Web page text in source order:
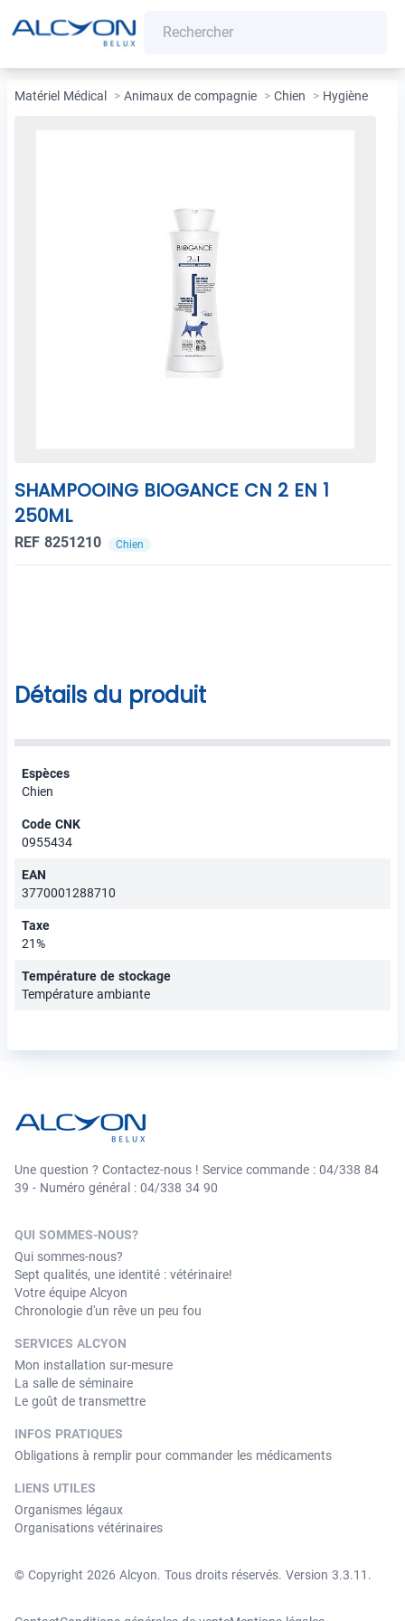
Matériel Médical > Animaux de compagnie > Chien > Hygiène
SHAMPOOING BIOGANCE CN 2 EN 1
250ML
REF 8251210 Chien
Détails du produit
Espèces
Chien
Code CNK
0955434
EAN
3770001288710
Taxe
21%
Température de stockage
Température ambiante
Une question ? Contactez-nous ! Service commande : 04/338 84
39 - Numéro général : 04/338 34 90
QUI SOMMES-NOUS?
Qui sommes-nous?
Sept qualités, une identité : vétérinaire!
Votre équipe Alcyon
Chronologie d'un rêve un peu fou
SERVICES ALCYON
Mon installation sur-mesure
La salle de séminaire
Le goût de transmettre
INFOS PRATIQUES
Obligations à remplir pour commander les médicaments
LIENS UTILES
Organismes légaux
Organisations vétérinaires
© Copyright 2026 Alcyon. Tous droits réservés. Version 3.3.11.